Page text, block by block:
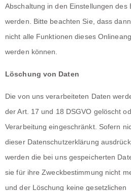
Abschaltung in den Einstellungen des
werden. Bitte beachten Sie, dass
nicht alle Funktionen dieses
werden können.
Löschung von Daten
Die von uns verarbeiteten Daten
der Art. 17 und 18 DSGVO gelöscht
Verarbeitung eingeschränkt. Sofern
dieser Datenschutzerklärung
werden die bei uns gespeicherten
sie für ihre Zweckbestimmung nicht
und der Löschung keine gesetzlichen